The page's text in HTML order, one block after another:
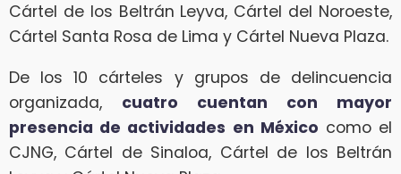
Cártel de los Beltrán Leyva, Cártel del Noroeste,
Cártel Santa Rosa de Lima y Cártel Nueva Plaza.
De los 10 cárteles y grupos de delincuencia
organizada, cuatro cuentan con mayor
presencia de actividades en México como el
CJNG, Cártel de Sinaloa, Cártel de los Beltrán